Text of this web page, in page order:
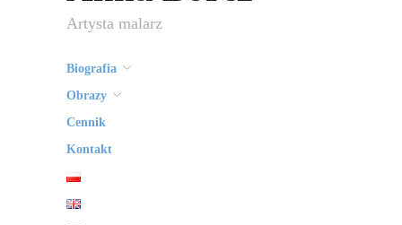
Artysta malarz
Biografia
Obrazy
Cennik
Kontakt